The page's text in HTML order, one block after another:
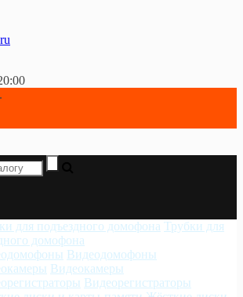
Трубки для
домофона
Видеодомофоны
Видеокамеры
Видеорегистраторы